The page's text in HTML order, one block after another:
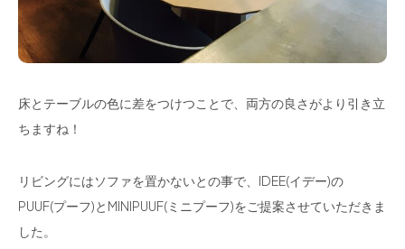
床とテーブルの色に差をつけつことで、両方の良さがより引き立
ちますね！
リビングにはソファを置かないとの事で、IDEE(イデー)の
PUUF(プーフ)とMINIPUUF(ミニプーフ)をご提案させていただきま
した。